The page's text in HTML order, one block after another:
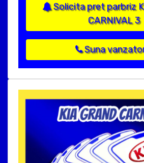
Solicita pret parbriz
CARNIVAL 3
Suna